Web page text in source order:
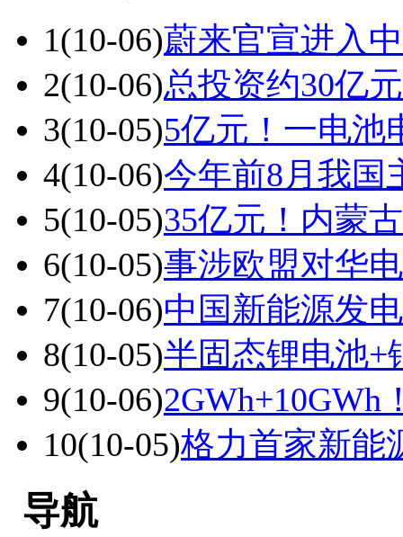
1(10-06)蔚来官宣进入
2(10-06)总投资约30亿
3(10-05)5亿元！一电池
4(10-06)今年前8月我国
5(10-05)35亿元！内蒙
6(10-05)事涉欧盟对华
7(10-06)中国新能源发
8(10-05)半固态锂电池+
9(10-06)2GWh+10GWh
10(10-05)格力首家新能
导航